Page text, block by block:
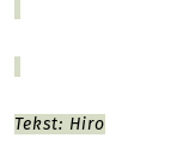
Tekst: Hiro